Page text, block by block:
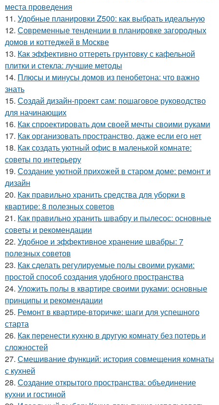
места проведения
11. Удобные планировки Z500: как выбрать идеальную
12. Современные тенденции в планировке загородных
домов и коттеджей в Москве
13. Как эффективно оттереть грунтовку с кафельной
плитки и стекла: лучшие методы
14. Плюсы и минусы домов из пенобетона: что важно
знать
15. Создай дизайн-проект сам: пошаговое руководство
для начинающих
16. Как спроектировать дом своей мечты своими руками
17. Как организовать пространство, даже если его нет
18. Как создать уютный офис в маленькой комнате:
советы по интерьеру
19. Создание уютной прихожей в старом доме: ремонт и
дизайн
20. Как правильно хранить средства для уборки в
квартире: 8 полезных советов
21. Как правильно хранить швабру и пылесос: основные
советы и рекомендации
22. Удобное и эффективное хранение швабры: 7
полезных советов
23. Как сделать регулируемые полы своими руками:
простой способ создания удобного пространства
24. Уложить полы в квартире своими руками: основные
принципы и рекомендации
25. Ремонт в квартире-вторичке: шаги для успешного
старта
26. Как перенести кухню в другую комнату без потерь и
сложностей
27. Смешивание функций: история совмещения комнаты
с кухней
28. Создание открытого пространства: объединение
кухни и гостиной